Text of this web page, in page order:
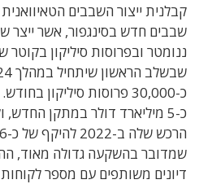
קבלנית ייצור השבבים הטאיוואנית
כ-30,000 פרוסות
כ-5 מיליארד דולר במתקן
שמדובר בהשקעה גדולה מאוד,
דיונים משותפים עם מספר